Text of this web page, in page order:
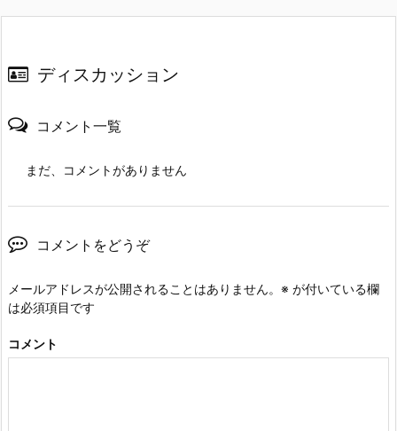
ディスカッション
コメント一覧
まだ、コメントがありません
コメントをどうぞ
メールアドレスが公開されることはありません。 ※ が付いている欄
は必須項目です
コメント